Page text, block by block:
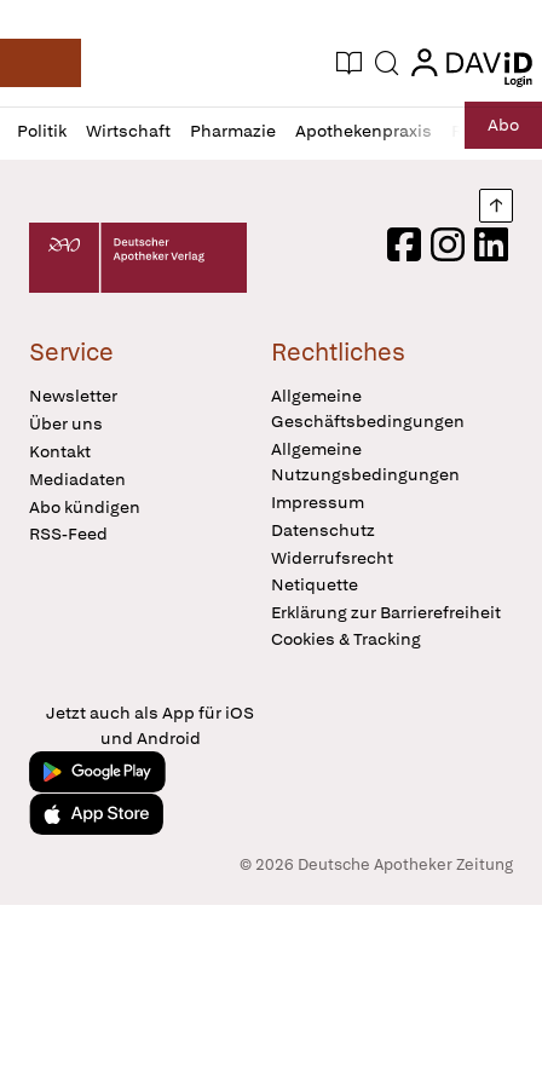
Deutsche Apotheker Zeitung
Aktuelle Ausgabe
Suche login
login
Politik Wirtschaft Pharmazie Apothekenpraxis RechtAbo
Profil
öffnen
Daz
Pur
Deutscher Apotheker Verlag Logo
FacebookInstagram
Service
Newsletter
Über uns
Kontakt
Mediadaten
Abo kündigen
RSS-Feed
Rechtliches
Allgemeine
Geschäftsbedingungen
Allgemeine
Nutzungsbedingungen
Impressum
Datenschutz
Widerrufsrecht
Netiquette
Erklärung zur Barrierefreiheit
Cookies & Tracking
Jetzt auch als App für iOS
und Android
Jetzt bei Google Play
Laden im App Store
© 2026 Deutsche Apotheker Zeitung